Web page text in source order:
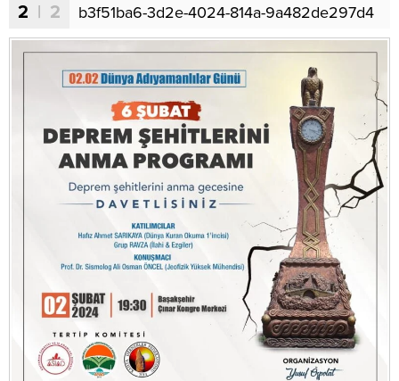
2 | 2 b3f51ba6-3d2e-4024-814a-9a482de297d4